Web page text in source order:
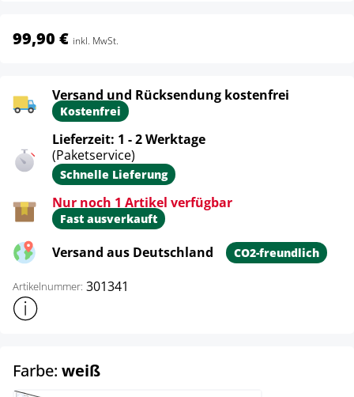
99,90 € inkl. MwSt.
Versand und Rücksendung kostenfrei
Kostenfrei
Lieferzeit: 1 - 2 Werktage
(Paketservice)
Schnelle Lieferung
Nur noch 1 Artikel verfügbar
Fast ausverkauft
Versand aus Deutschland CO2-freundlich
Artikelnummer: 301341
Weitere Produktinformationen anzeigen
Farbe: weißauswählen